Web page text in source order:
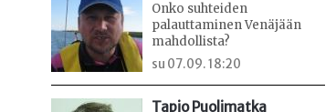
Onko suhteiden
palauttaminen Venäjään
mahdollista?
su 07.09. 18:20
Tapio Puolimatka